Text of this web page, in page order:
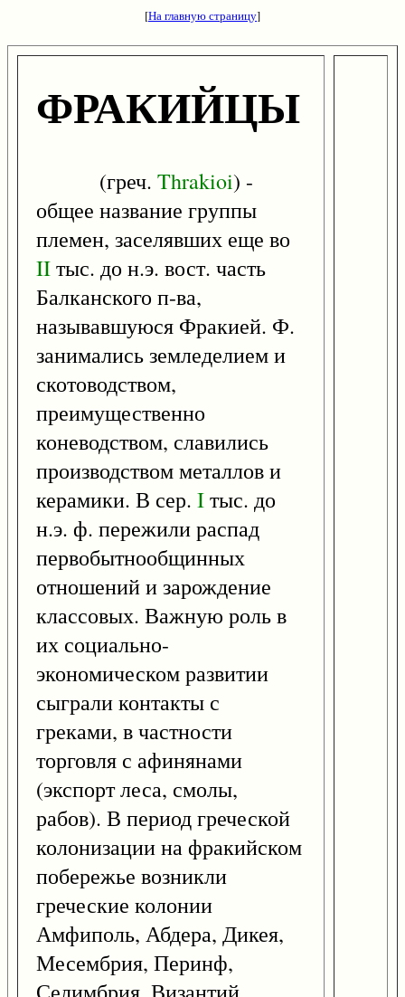
[На главную страницу]
ФРАКИЙЦЫ
(греч. Thrakioi) -
общее название группы
племен, заселявших еще во
IIтыс. до н.э. вост. часть
Балканского п-ва,
называвшуюся Фракией. Ф.
занимались земледелием и
скотоводством,
преимущественно
коневодством, славились
производством металлов и
керамики. В сер. Iтыс. до
н.э. ф. пережили распад
первобытнообщинных
отношений и зарождение
классовых. Важную роль в
их социально-
экономическом развитии
сыграли контакты с
греками, в частности
торговля с афинянами
(экспорт леса, смолы,
рабов). В период греческой
колонизации на фракийском
побережье возникли
греческие колонии
Амфиполь, Абдера, Дикея,
Месембрия, Перинф,